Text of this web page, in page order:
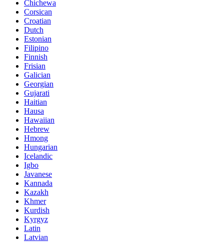
Chichewa
Corsican
Croatian
Dutch
Estonian
Filipino
Finnish
Frisian
Galician
Georgian
Gujarati
Haitian
Hausa
Hawaiian
Hebrew
Hmong
Hungarian
Icelandic
Igbo
Javanese
Kannada
Kazakh
Khmer
Kurdish
Kyrgyz
Latin
Latvian